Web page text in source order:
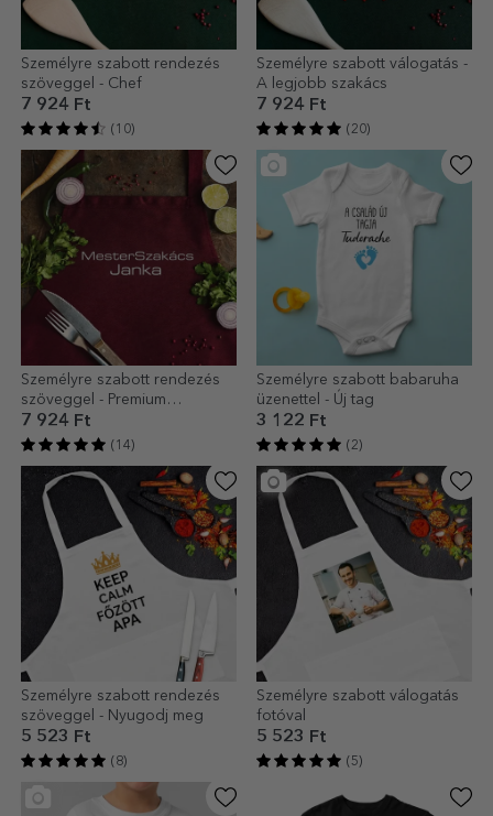
Személyre szabott rendezés
szöveggel - Chef
7 924 Ft
(10)
Személyre szabott válogatás -
A legjobb szakács
7 924 Ft
(20)
Személyre szabott rendezés
szöveggel - Premium
MasterChef
7 924 Ft
(14)
Személyre szabott babaruha
üzenettel - Új tag
3 122 Ft
(2)
Személyre szabott rendezés
szöveggel - Nyugodj meg
5 523 Ft
(8)
Személyre szabott válogatás
fotóval
5 523 Ft
(5)